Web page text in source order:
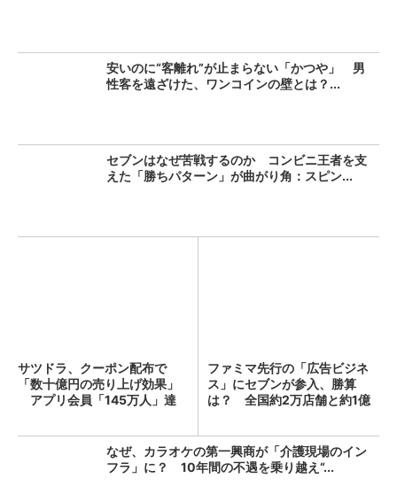
安いのに“客離れ”が止まらない「かつや」 男
性客を遠ざけた、ワンコインの壁とは？...
セブンはなぜ苦戦するのか コンビニ王者を支
えた「勝ちパターン」が曲がり角：スピン...
サツドラ、クーポン配布で
「数十億円の売り上げ効果」
アプリ会員「145万人」達
ファミマ先行の「広告ビジネ
ス」にセブンが参入、勝算
は？ 全国約2万店舗と約1億
なぜ、カラオケの第一興商が「介護現場のイン
フラ」に？ 10年間の不遇を乗り越え“...